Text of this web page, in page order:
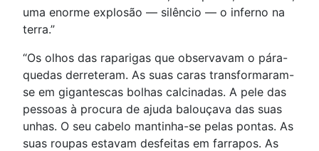
uma enorme explosão — silêncio — o inferno na
terra.”
“Os olhos das raparigas que observavam o pára-
quedas derreteram. As suas caras transformaram-
se em gigantescas bolhas calcinadas. A pele das
pessoas à procura de ajuda balouçava das suas
unhas. O seu cabelo mantinha-se pelas pontas. As
suas roupas estavam desfeitas em farrapos. As